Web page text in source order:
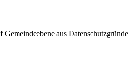
Gemeindeebene aus